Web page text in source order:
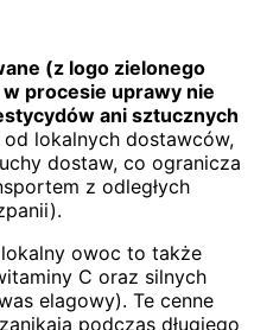
(z logo zielonego
procesie uprawy nie
ani sztucznych
lokalnych dostawców,
dostaw, co ogranicza
z odległych
owoc to także
C oraz silnych
elagowy). Te cenne
podczas długiego